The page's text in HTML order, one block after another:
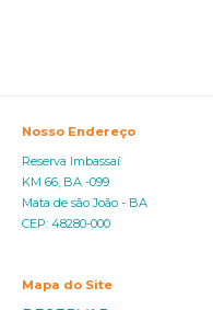
Nosso Endereço
Reserva Imbassaí
KM 66, BA -099
Mata de são João - BA
CEP: 48280-000
Mapa do Site